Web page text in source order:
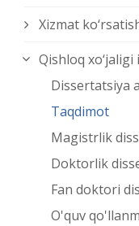
Xizmat
Qishloq
Dissertatsiya
Taqdimot
Magistrlik
Doktorlik
Fan doktori
O'quv